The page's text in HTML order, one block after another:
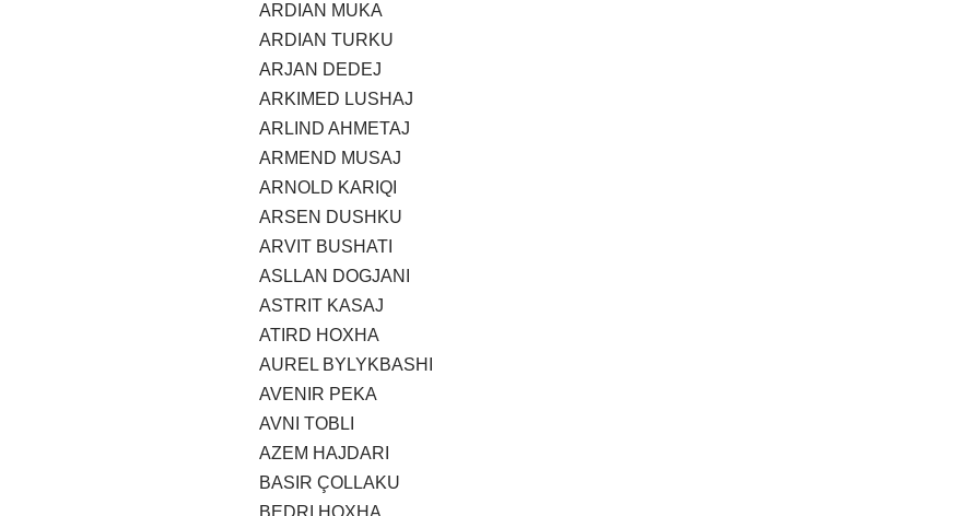
ARDIAN MUKA
ARDIAN TURKU
ARJAN DEDEJ
ARKIMED LUSHAJ
ARLIND AHMETAJ
ARMEND MUSAJ
ARNOLD KARIQI
ARSEN DUSHKU
ARVIT BUSHATI
ASLLAN DOGJANI
ASTRIT KASAJ
ATIRD HOXHA
AUREL BYLYKBASHI
AVENIR PEKA
AVNI TOBLI
AZEM HAJDARI
BASIR ÇOLLAKU